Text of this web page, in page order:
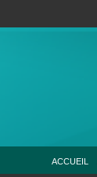
ACCUEIL